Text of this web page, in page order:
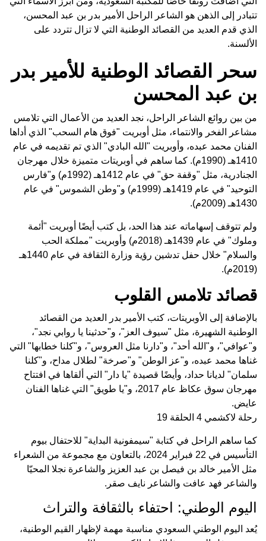
تتبادر إلى الذهن هو الشاعر الراحل الأمير بدر بن عبد المحسن،
الذي قدم العديد من القصائد الوطنية التي لا تزال تتردد على
الألسنة.
سحر القصائد الوطنية للأمير بدر
بن عبد المحسن
من بين روائع الشاعر الراحل، نجد العديد من الأعمال التي تلامس
مشاعر الفخر والانتماء، مثل أوبريت "فوق هام السحب" الذي أداها
الفنان محمد عبده، وأوبريت "الله البادي" الذي تم تقديمه في عام
1410هـ (1990م). كما ساهم في أوبريتات متميزة خلال مهرجان
الجنادرية، مثل "وقفة حق" في عام 1412هـ (1992م) و"فارس
التوحيد" في عام 1419هـ (1999م) و"وطن الشموس" في عام
1430هـ (2009م).
ولم تتوقف إسهاماته عند هذا الحد، بل كتب أيضًا أوبريت "أئمة
وملوك" في عام 1439هـ (2018م) وأوبريت "مملكة الحب
والسلام" خلال حفل تدشين رؤية وزارة الثقافة في عام 1440هـ
(2019م).
قصائد تلامس القلوب
بالإضافة إلى الأوبريتات، كتب الأمير بدر العديد من القصائد
الوطنية الشهيرة، مثل "سيوف العز"، و"حدثينا يا روابي نجد"،
و"عوافي"، و"الله أحد"، و"دارنا مثل العروس"، و"كلنا خطابها" التي
غناها محمد عبده، و"عز الوطن" و"صرخة" لطلال مداح، و"كلنا
سلمان" لديانا حداد، وأيضًا قصيدة "يا دار" التي ألقاها في افتتاح
مهرجان سوق عكاظ عام 2017، و"يا طويق" التي غناها الفنان
عايض.
رحلة لاكشمي 4 الحلقة 19
كما ساهم الراحل في كتابة "سيمفونية البداية" للاحتفال بيوم
التأسيس في 22 فبراير 2024، بالتعاون مع مجموعة من الشعراء
مثل الأمير خالد بن فيصل بن عبد العزيز والشاعرة نجلا المحيّا
والشاعر فهد عافت والشاعر نايف صقر.
اليوم الوطني: احتفاء بالثقافة والتراث
يُعد اليوم الوطني السعودي مناسبة مهمة لإظهار القيم الوطنية،